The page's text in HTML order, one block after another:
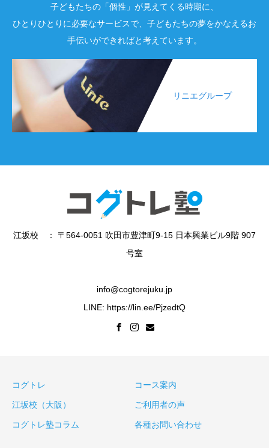
子どもたちの「個性」が見えてくる時期に、
ひとりひとりに必要なサービスで、子どもたちの夢をかなえるお
手伝いができればと考えています。
リニエグループ
江坂校 ： 〒564-0051 吹田市豊津町9-15 日本興業ビル9階 907
号室
info@cogtorejuku.jp
LINE: https://lin.ee/PjzedtQ
コグトレ コース案内
江坂校（大阪） ご利用者の声
コグトレ塾コラム 各種お問い合わせ